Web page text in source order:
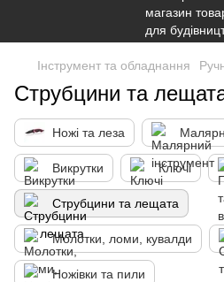
Інструмент та обладнання
Струбцини та
Ножі та леза
Викрутки Ключі
Струбцини та лещата
Молотки, ломи, кувалди
Ножівки та пили